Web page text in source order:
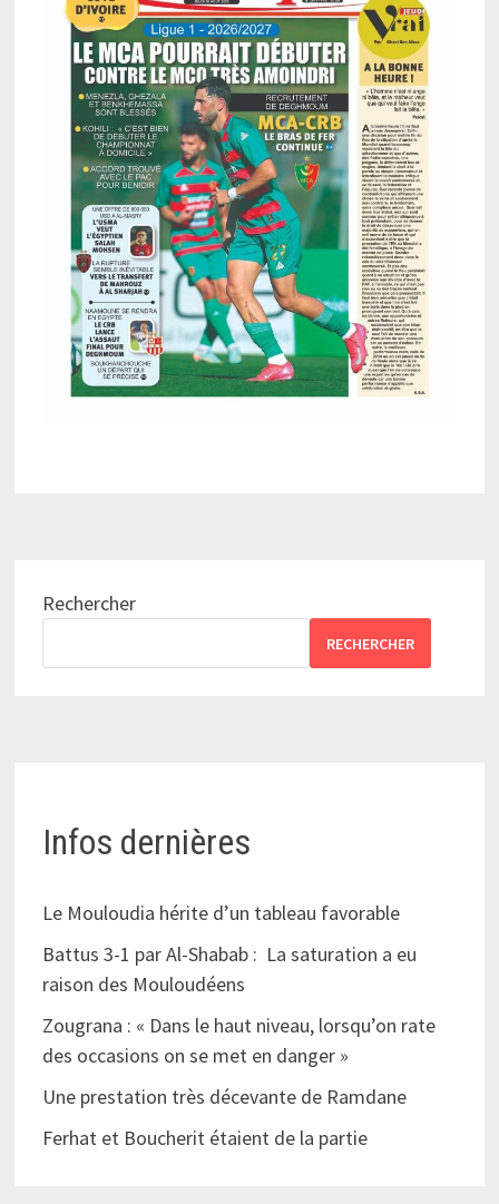
Rechercher
RECHERCHER
Infos dernières
Le Mouloudia hérite d’un tableau favorable
Battus 3-1 par Al-Shabab : La saturation a eu
raison des Mouloudéens
Zougrana : « Dans le haut niveau, lorsqu’on rate
des occasions on se met en danger »
Une prestation très décevante de Ramdane
Ferhat et Boucherit étaient de la partie